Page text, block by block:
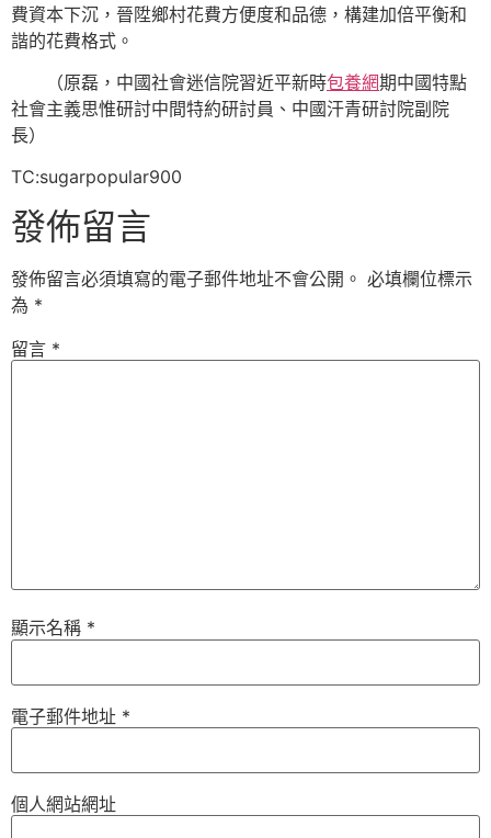
費資本下沉，晉陞鄉村花費方便度和品德，構建加倍平衡和
諧的花費格式。
（原磊， 中國社會迷信院習近平新時包養網期中國特點
社會主義思惟研討中間特約研討員、中國汗青研討院副院
長）
TC:sugarpopular900
發佈留言
發佈留言必須填寫的電子郵件地址不會公開。 必填欄位標示
為 *
留言 *
顯示名稱 *
電子郵件地址 *
個人網站網址